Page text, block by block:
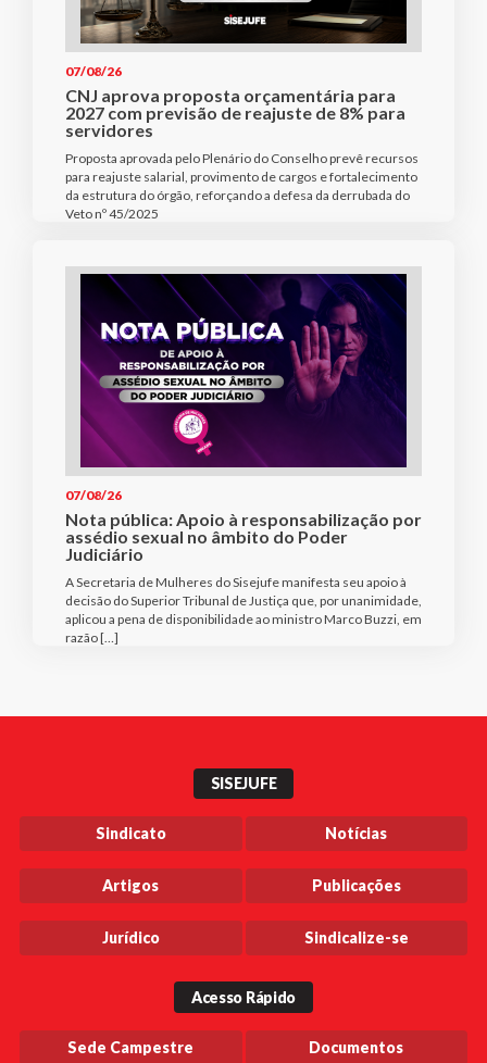
07/08/26
CNJ aprova proposta orçamentária para
2027 com previsão de reajuste de 8% para
servidores
Proposta aprovada pelo Plenário do Conselho prevê recursos
para reajuste salarial, provimento de cargos e fortalecimento
da estrutura do órgão, reforçando a defesa da derrubada do
Veto nº 45/2025
07/08/26
Nota pública: Apoio à responsabilização por
assédio sexual no âmbito do Poder
Judiciário
A Secretaria de Mulheres do Sisejufe manifesta seu apoio à
decisão do Superior Tribunal de Justiça que, por unanimidade,
aplicou a pena de disponibilidade ao ministro Marco Buzzi, em
razão […]
SISEJUFE
Sindicato Notícias
Artigos Publicações
Jurídico Sindicalize-se
Acesso Rápido
Sede Campestre Documentos